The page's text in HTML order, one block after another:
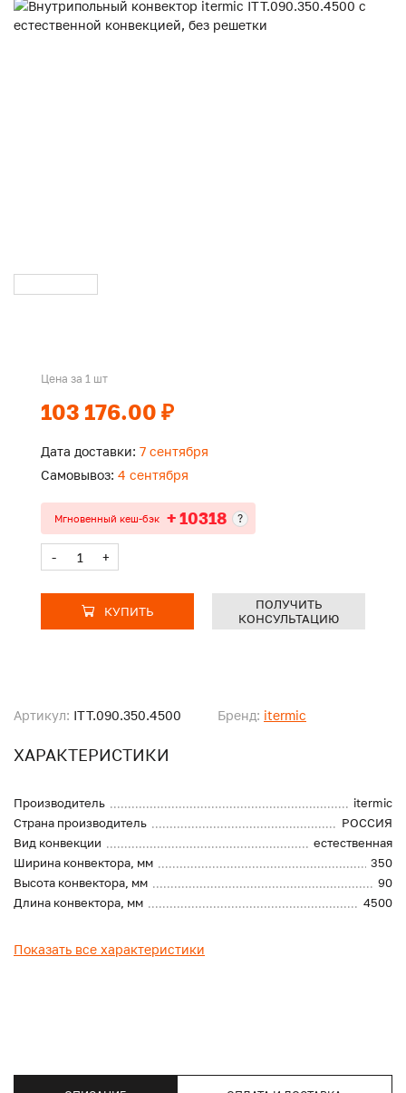
Артикул: ITT.090.350.4500 Бренд: itermic
ХАРАКТЕРИСТИКИ
Производитель
itermic
Страна производитель
РОССИЯ
Вид конвекции
естественная
Ширина конвектора, мм
350
Высота конвектора, мм
90
Длина конвектора, мм
4500
Показать все характеристики
Цена за 1 шт
103 176.00 ₽
Дата доставки: 7 сентября
Самовывоз: 4 сентября
Мгновенный кеш-бэк + 10318 ?
- +
КУПИТЬ
ПОЛУЧИТЬ
КОНСУЛЬТАЦИЮ